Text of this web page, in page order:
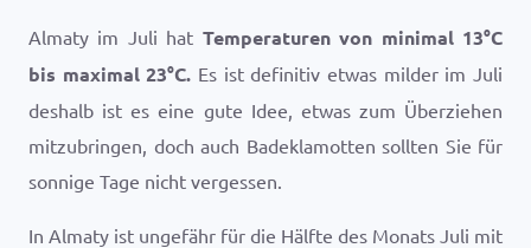
Almaty im Juli hat Temperaturen von minimal 13°C
bis maximal23°C. Es ist definitiv etwas milder im Juli
deshalb ist es eine gute Idee, etwas zum Überziehen
mitzubringen, doch auch Badeklamotten sollten Sie für
sonnige Tage nicht vergessen.
In Almaty ist ungefähr für die Hälfte des Monats Juli mit